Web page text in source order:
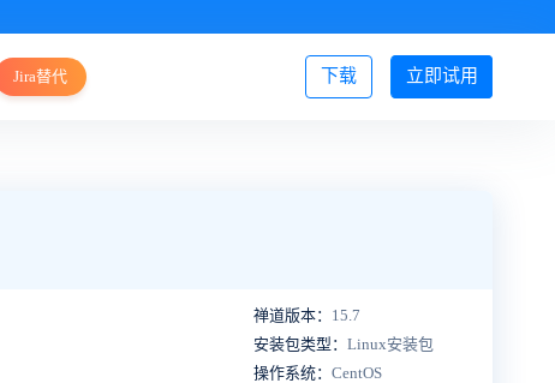
立即试用
下载
Jira替代 登录/注册
禅道版本： 15.7
安装包类型： Linux安装包
操作系统： CentOS